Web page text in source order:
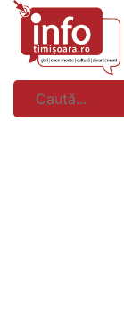
Skip
content